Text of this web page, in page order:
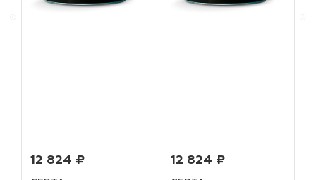
12 824 ₽ 12 824 ₽